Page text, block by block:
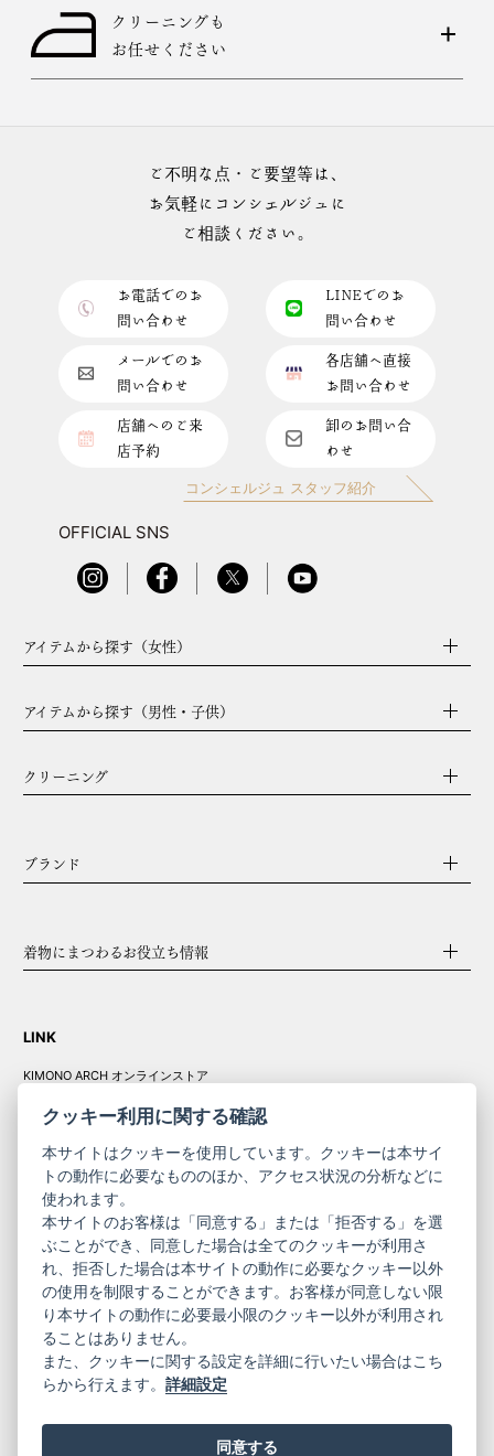
クリーニングも
お任せください
ご不明な点・ご要望等は、
お気軽にコンシェルジュに
ご相談ください。
お電話でのお
問い合わせ
LINEでのお
問い合わせ
メールでのお
問い合わせ
各店舗へ直接
お問い合わせ
店舗へのご来
店予約
卸のお問い合
わせ
コンシェルジュ スタッフ紹介
OFFICIAL SNS
アイテムから探す（女性）
アイテムから探す（男性・子供）
クリーニング
ブランド
着物にまつわるお役立ち情報
LINK
KIMONO ARCH オンラインストア
コーポレート
サイト
きものやまと振
袖
サイト
ニュースレター
ご利用案内
お問い合わせ
プライバシーポリシー
特定商取引法に基づく表記
ご利用規約
クッキー利用に関する確認
本サイトはクッキーを使用しています。クッキーは本サイ
トの動作に必要なもののほか、アクセス状況の分析などに
使われます。
本サイトのお客様は「同意する」または「拒否する」を選
ぶことができ、同意した場合は全てのクッキーが利用さ
れ、拒否した場合は本サイトの動作に必要なクッキー以外
の使用を制限することができます。お客様が同意しない限
り本サイトの動作に必要最小限のクッキー以外が利用され
ることはありません。
また、クッキーに関する設定を詳細に行いたい場合はこち
らから行えます。詳細設定
同意する